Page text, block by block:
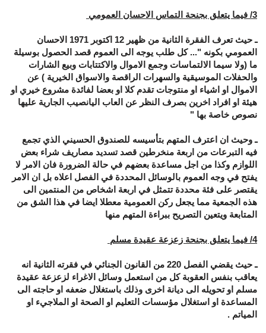
3/ فيما يتعلق بجنحة التماس الاحسان العمومي
ـ حيث تعرف الفقرة الثانية من ظهير 12 اكتوبر 1971 الاحسان
العمومي بكونه "... كل طلب يوجه الى العموم قصد الحصول بوسيلة
ما (ولا سيما الالتماسات وجمع الاموال والاكتتابات وبيع الشارات
والحفلات الموسيقية والسهرات الراقصة والاسواق الخيرية ) عن
الاموال او اشياء او منتوجات تقدم كلا او بعضا لفائدة مشروع خيري او
هيئة او افراد اخرين بصرف النظر عن العاب اليانصيب الجارية عليها
نصوص خاصة بها "
ـ وحيث ان اعترف المتهم بتأسيسه للصندوق الحسيني الذي تجمع
فيه التبرعات من اربعة منخرطين قصد تسديد مصاريف شراء بعض
اللوازم وكذا من اجل مساعدة بعضهم في حالة الضرورة فان الامر لا
يفتح في وجه العموم بالوسائل المحددة في الفصل اعلاه بل ان الامر
يقتصر على فئة محددة تتمثل في اربعة اشخاص من المنتمين الى
هذه الجمعية مما يجعل ركن العمومية معطلا ايضا في هذا الشق من
المتابعة ويتعين التصريح ببراءة المتهم منها
4/ فيما يتعلق بجنحة زعزعة عقيدة مسلم
ـ حيث يقضي الفصل 220 من القانون الجنائي في فقرته الثانية انه
يعاقب بنفس العقوبة كل من استعمل وسائل الاغراء لزعزعة عقيدة
مسلم او تحويله الى ديانة اخرى وذلك باستغلال ضعفه او حاجته الى
المساعدة او استغلال مؤسسات التعليم او الصحة او الملاجيء او
المياتم .